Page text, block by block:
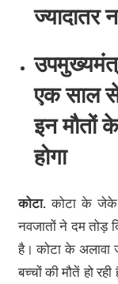
ज्यादातर
एक साल
इन मौतों
होगा
कोटा. कोटा के जेके
नवजातों ने दम तोड़
है। कोटा के अलावा
बच्चों की मौतें हो